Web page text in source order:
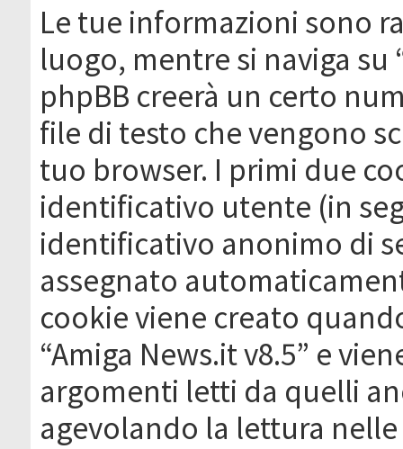
Le tue informazioni sono
luogo, mentre si naviga su
phpBB creerà un certo
file di testo che vengono
tuo browser. I primi due
identificativo utente (in
identificativo anonimo di
assegnato
cookie viene creato
“Amiga News.it v8.5” e
argomenti letti da quelli
agevolando la lettura